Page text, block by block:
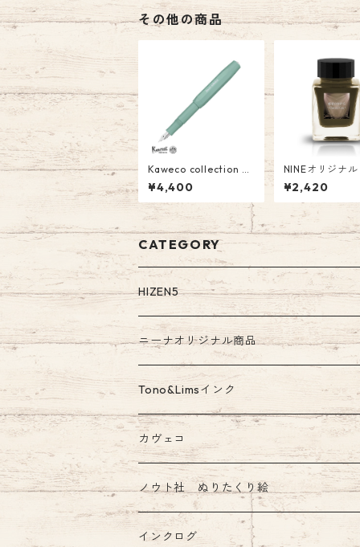
その他の商品
Kaweco collection S
mooth Sage B (スム
ース セージ）万年筆
¥4,400
NINEオリジナ
番:NI-025
コラボインク「
かけら」 オリ
ナル Glass
¥2,420
CATEGORY
HIZEN5
ニーナオリジナル商品
ガラスペン
Tono&Limsコラボインク
Tono&Limsインク
カヴェコ
ノウト社 ぬりたくり絵
インクログ